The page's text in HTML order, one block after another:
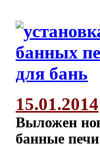
15.01.2014
Выложен
банные